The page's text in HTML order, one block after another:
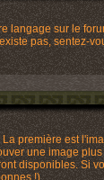
sur le
pas,
première est
une image
disponibles.
!).